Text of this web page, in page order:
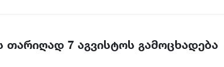
თარიღად 7 აგვისტოს გამოცხადება